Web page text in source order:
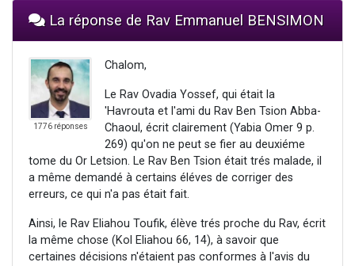
La réponse de Rav Emmanuel BENSIMON
1776 réponses
Chalom,
Le Rav Ovadia Yossef, qui était la
'Havrouta et l'ami du Rav Ben Tsion Abba-
Chaoul, écrit clairement (Yabia Omer 9 p.
269) qu'on ne peut se fier au deuxiéme
tome du Or Letsion. Le Rav Ben Tsion était trés malade, il
a même demandé à certains éléves de corriger des
erreurs, ce qui n'a pas était fait.
Ainsi, le Rav Eliahou Toufik, élève trés proche du Rav, écrit
la même chose (Kol Eliahou 66, 14), à savoir que
certaines décisions n'étaient pas conformes à l'avis du